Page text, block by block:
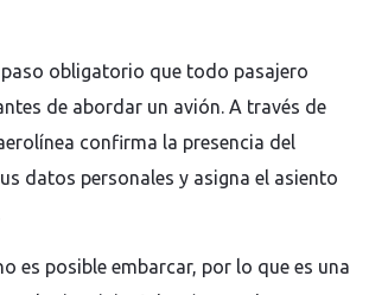
paso obligatorio que todo pasajero
de abordar un avión. A través de
confirma la presencia del
datos personales y asigna el asiento
es posible embarcar, por lo que es una